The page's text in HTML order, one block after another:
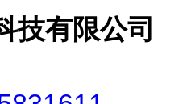
技有限公司